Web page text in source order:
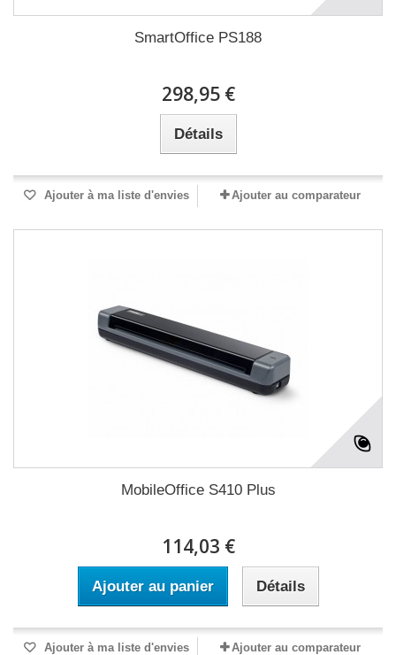
SmartOffice PS188
298,95 €
Détails
Ajouter à ma liste d'envies Ajouter au comparateur
MobileOffice S410 Plus
114,03 €
Ajouter au panier Détails
Ajouter à ma liste d'envies Ajouter au comparateur